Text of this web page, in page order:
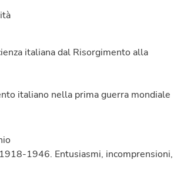
italiana dal Risorgimento alla
italiano nella prima guerra mondiale
1946. Entusiasmi, incomprensioni,